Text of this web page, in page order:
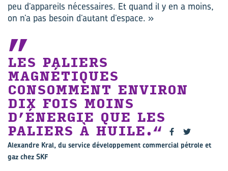
peu d’appareils nécessaires. Et quand il y en a moins,
on n’a pas besoin d’autant d’espace. »
LES PALIERS
MAGNÉTIQUES
CONSOMMENT ENVIRON
DIX FOIS MOINS
D’ÉNERGIE QUE LES
PALIERS À HUILE.
Alexandre Kral, du service développement commercial pétrole et
gaz chez SKF